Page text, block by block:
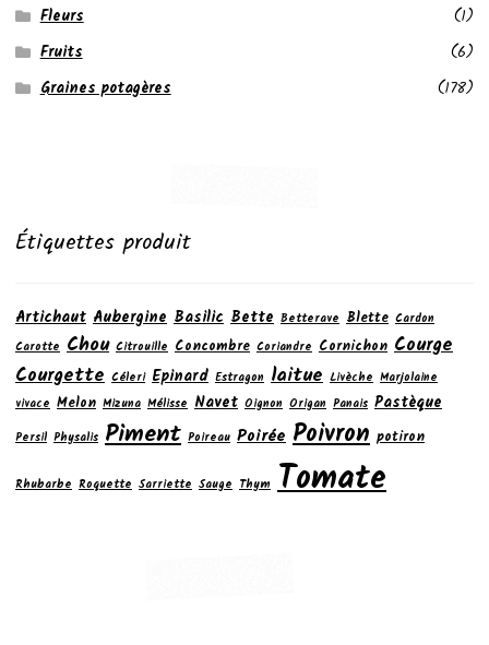
Fleurs
(1)
Fruits
(6)
Graines potagères
(178)
Étiquettes produit
Artichaut Aubergine Basilic Bette Betterave Blette Cardon
Carotte Chou Citrouille Concombre Coriandre Cornichon Courge
Courgette Céleri Epinard Estragon laitue Livèche Marjolaine
vivace Melon Mizuna Mélisse Navet Oignon Origan Panais Pastèque
Persil Physalis Piment Poireau Poirée Poivron potiron
Rhubarbe Roquette Sarriette Sauge Thym Tomate